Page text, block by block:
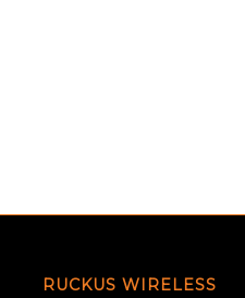
RUCKUS WIRELESS